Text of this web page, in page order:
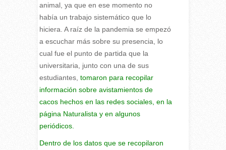
animal, ya que en ese momento no
había un trabajo sistemático que lo
hiciera. A raíz de la pandemia se empezó
a escuchar más sobre su presencia, lo
cual fue el punto de partida que la
universitaria, junto con una de sus
estudiantes, tomaron para recopilar
información sobre avistamientos de
cacos hechos en las redes sociales, en la
página Naturalista y en algunos
periódicos.
Dentro de los datos que se recopilaron